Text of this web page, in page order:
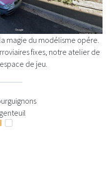
magie du modélisme opére.
fixes, notre atelier de
de jeu.